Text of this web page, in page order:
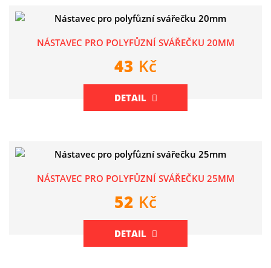
NÁSTAVEC PRO POLYFŮZNÍ SVÁŘEČKU 20MM
43 Kč
DETAIL
NÁSTAVEC PRO POLYFŮZNÍ SVÁŘEČKU 25MM
52 Kč
DETAIL